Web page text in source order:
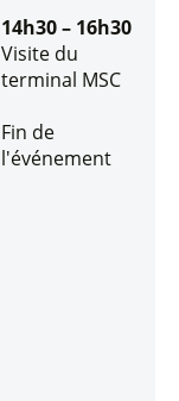
14h30 – 16h30
Visite du
terminal MSC
Fin de
l'événement